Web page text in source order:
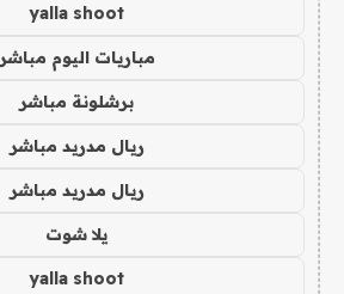
yalla shoot
مباريات اليوم مباشر
برشلونة مباشر
ريال مدريد مباشر
ريال مدريد مباشر
يلا شوت
yalla shoot